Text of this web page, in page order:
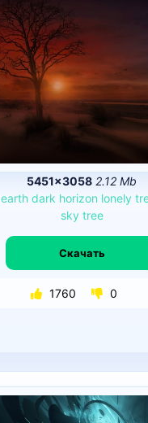
5451×3058 2.12 Mb
earth dark horizon lonely
sky tree
Скачать
1760 0